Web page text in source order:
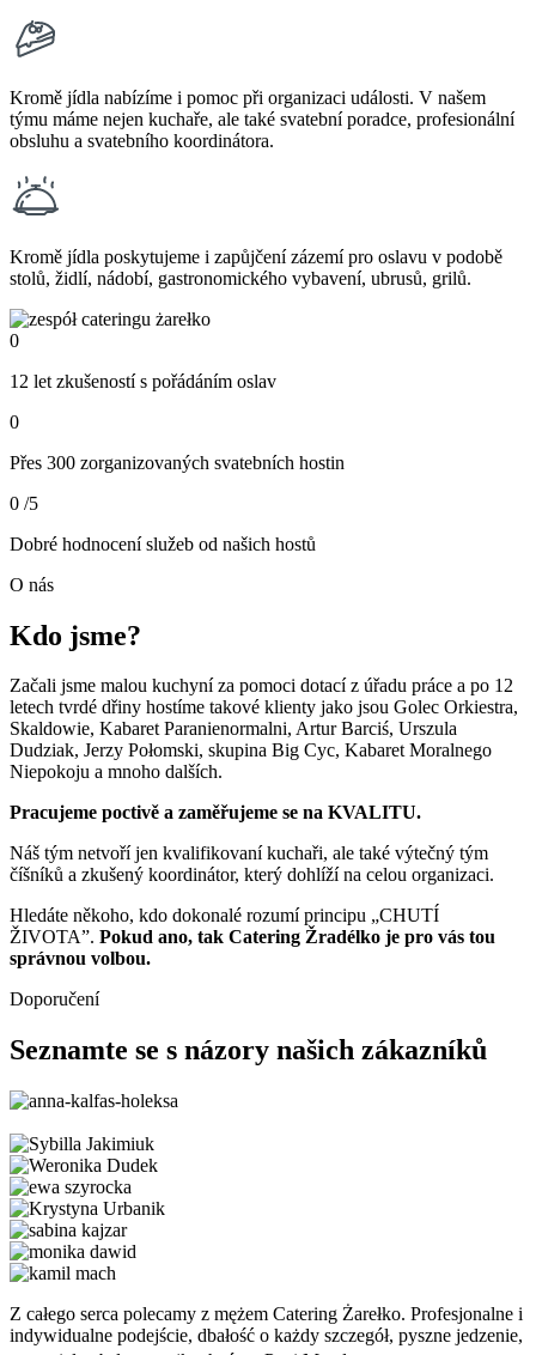
Kromě jídla nabízíme i pomoc při organizaci události. V našem
týmu máme nejen kuchaře, ale také svatební poradce, profesionální
obsluhu a svatebního koordinátora.
Kromě jídla poskytujeme i zapůjčení zázemí pro oslavu v podobě
stolů, židlí, nádobí, gastronomického vybavení, ubrusů, grilů.
0
12 let zkušeností s pořádáním oslav
0
Přes 300 zorganizovaných svatebních hostin
0 /5
Dobré hodnocení služeb od našich hostů
O nás
Kdo jsme?
Začali jsme malou kuchyní za pomoci dotací z úřadu práce a po 12
letech tvrdé dřiny hostíme takové klienty jako jsou Golec Orkiestra,
Skaldowie, Kabaret Paranienormalni, Artur Barciś, Urszula
Dudziak, Jerzy Połomski, skupina Big Cyc, Kabaret Moralnego
Niepokoju a mnoho dalších.
Pracujeme poctivě a zaměřujeme se na KVALITU.
Náš tým netvoří jen kvalifikovaní kuchaři, ale také výtečný tým
číšníků a zkušený koordinátor, který dohlíží na celou organizaci.
Hledáte někoho, kdo dokonalé rozumí principu „CHUTÍ
ŽIVOTA”. Pokud ano, tak Catering Žradélko je pro vás tou
správnou volbou.
Doporučení
Seznamte se s názory našich zákazníků
Z całego serca polecamy z mężem Catering Żarełko. Profesjonalne i
indywidualne podejście, dbałość o każdy szczegół, pyszne jedzenie,